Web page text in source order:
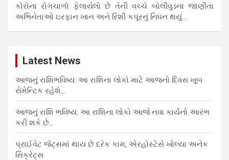
કોરોના રોગચાળો ફેલાયેલો છે તેની વચ્ચે બોલીવુડના જાણીતા
અભિનેતાઓ ઇરફાન ખાન અને રિશી કપૂરનું નિધન થયું…
Latest News
આજનું રાશિભવિષ્ય: આ રાશિના લોકો માટે આજનો દિવસ ખૂબ
રોમેન્ટિક રહેશે…
આજનું રાશિ ભવિષ્ય: આ રાશિના લોકો આજે નવા કાર્યનો આરંભ
કરી શકે છે…
પ્રાઈવેટ જેટ્સમાં થાય છે દરેક કામ, એરહોસ્ટેસે ખોલ્યા અનેક
સિક્રેટ્સ